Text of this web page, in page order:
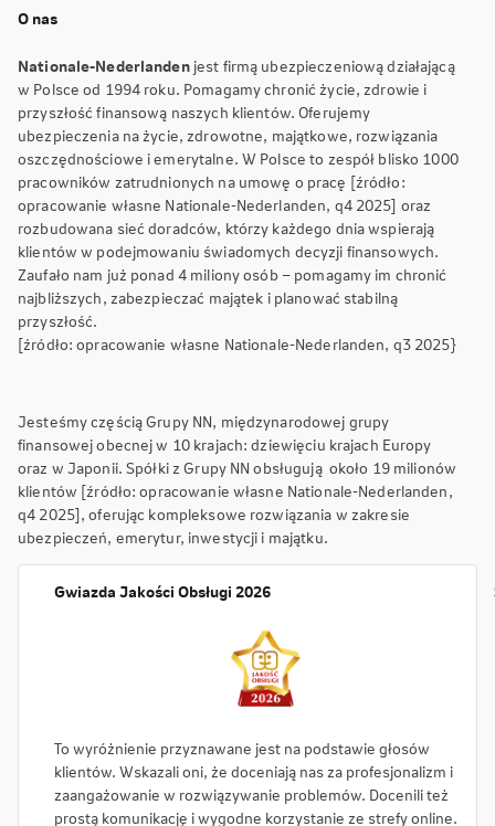
O nas
Nationale-Nederlanden jest firmą ubezpieczeniową działającą
w Polsce od 1994 roku. Pomagamy chronić życie, zdrowie i
przyszłość finansową naszych klientów. Oferujemy
ubezpieczenia na życie, zdrowotne, majątkowe, rozwiązania
oszczędnościowe i emerytalne. W Polsce to zespół blisko 1000
pracowników zatrudnionych na umowę o pracę [źródło:
opracowanie własne Nationale-Nederlanden, q4 2025] oraz
rozbudowana sieć doradców, którzy każdego dnia wspierają
klientów w podejmowaniu świadomych decyzji finansowych.
Zaufało nam już ponad 4 miliony osób – pomagamy im chronić
najbliższych, zabezpieczać majątek i planować stabilną
przyszłość.
[źródło: opracowanie własne Nationale-Nederlanden, q3 2025}
Jesteśmy częścią Grupy NN, międzynarodowej grupy
finansowej obecnej w 10 krajach: dziewięciu krajach Europy
oraz w Japonii. Spółki z Grupy NN obsługują około 19 milionów
klientów [źródło: opracowanie własne Nationale-Nederlanden,
q4 2025], oferując kompleksowe rozwiązania w zakresie
ubezpieczeń, emerytur, inwestycji i majątku.
Gwiazda Jakości Obsługi 2026
To wyróżnienie przyznawane jest na podstawie głosów
klientów. Wskazali oni, że doceniają nas za profesjonalizm i
zaangażowanie w rozwiązywanie problemów. Docenili też
prostą komunikację i wygodne korzystanie ze strefy online.